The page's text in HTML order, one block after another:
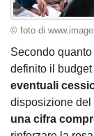
© foto di
Secondo quanto
definito il
eventuali
disposizione
una cifra